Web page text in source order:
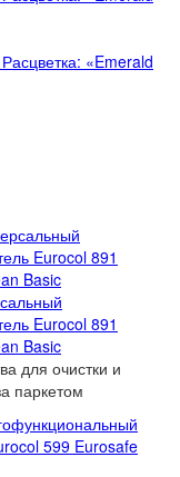
Eurocol 891
Basic
для очистки и
паркетом